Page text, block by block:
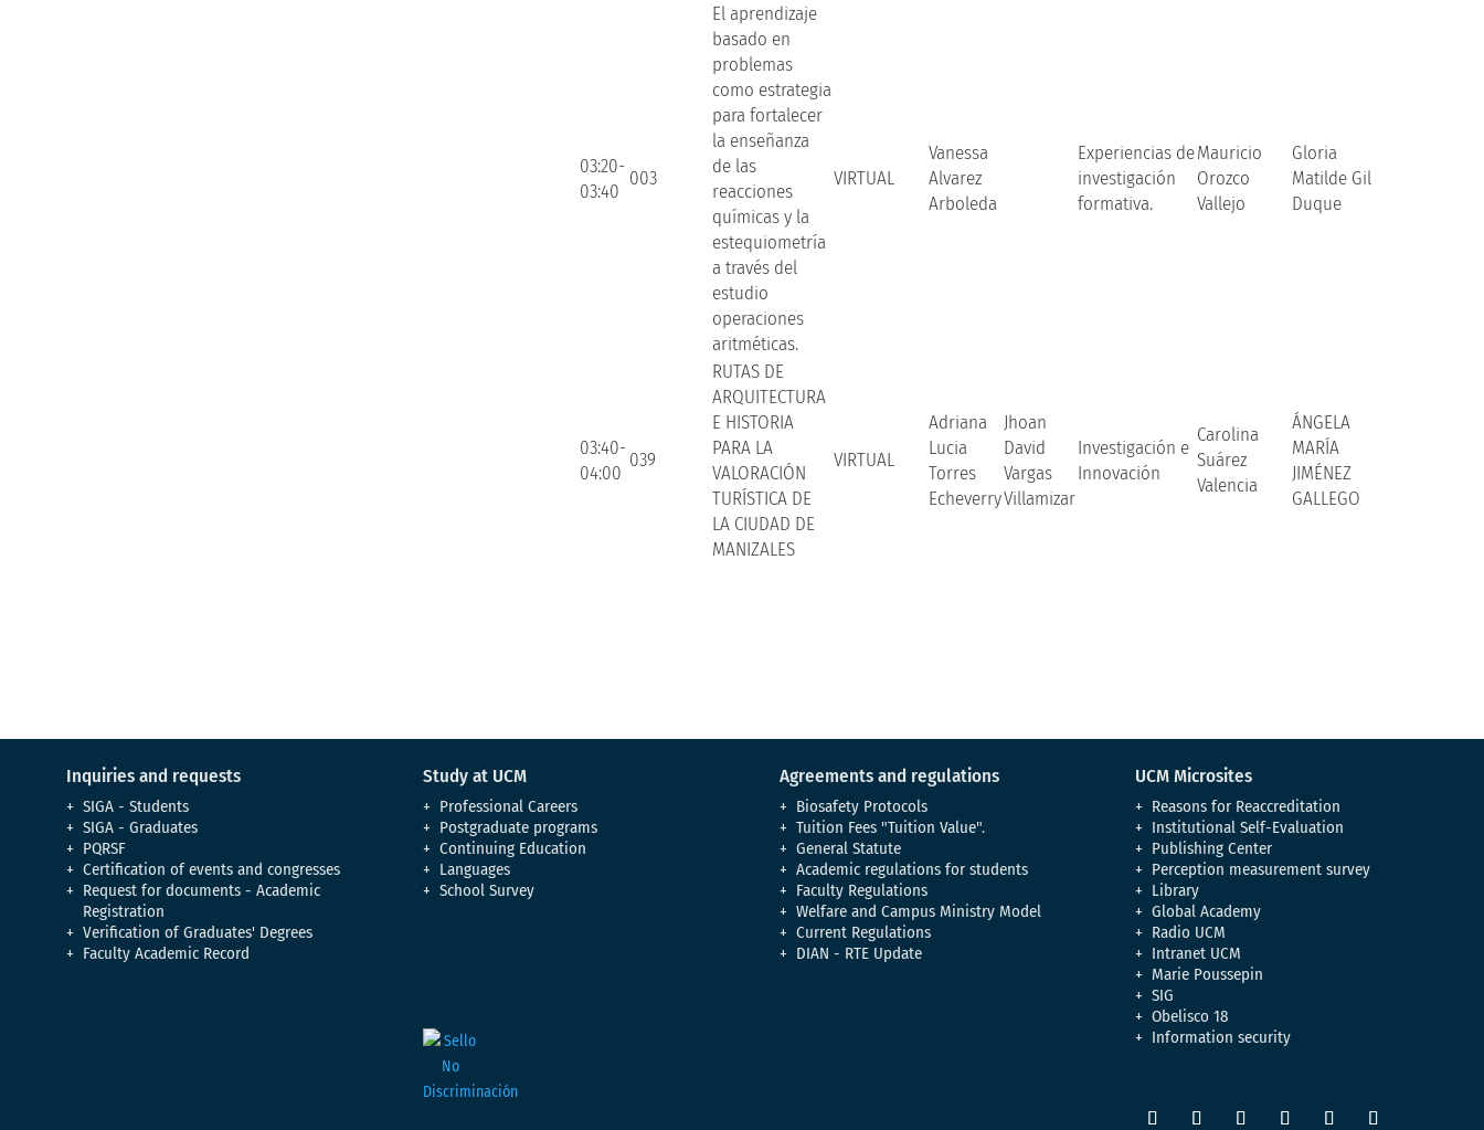
03:20-
03:40
003
El aprendizaje
basado en
problemas
como estrategia
para fortalecer
la enseñanza
de las
reacciones
químicas y la
estequiometría
a través del
estudio
operaciones
aritméticas.
VIRTUAL
Vanessa
Alvarez
Arboleda
Experiencias de
investigación
formativa.
Mauricio
Orozco
Vallejo
Gloria
Matilde Gil
Duque
03:40-
04:00
039
RUTAS DE
ARQUITECTURA
E HISTORIA
PARA LA
VALORACIÓN
TURÍSTICA DE
LA CIUDAD DE
MANIZALES
VIRTUAL
Adriana
Lucia
Torres
Echeverry
Jhoan
David
Vargas
Villamizar
Investigación e
Innovación
Carolina
Suárez
Valencia
ÁNGELA
MARÍA
JIMÉNEZ
GALLEGO
Inquiries and requests
SIGA - Students
SIGA - Graduates
PQRSF
Certification of events and congresses
Request for documents - Academic
Registration
Verification of Graduates' Degrees
Faculty Academic Record
Study at UCM
Professional Careers
Postgraduate programs
Continuing Education
Languages
School Survey
Agreements and regulations
Biosafety Protocols
Tuition Fees "Tuition Value".
General Statute
Academic regulations for students
Faculty Regulations
Welfare and Campus Ministry Model
Current Regulations
DIAN - RTE Update
UCM Microsites
Reasons for Reaccreditation
Institutional Self-Evaluation
Publishing Center
Perception measurement survey
Library
Global Academy
Radio UCM
Intranet UCM
Marie Poussepin
SIG
Obelisco 18
Information security